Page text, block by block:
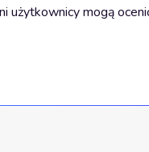
użytkownicy mogą